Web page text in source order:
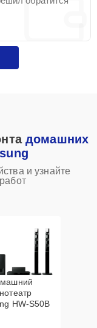
домашних
и узнайте
HW‑S50B